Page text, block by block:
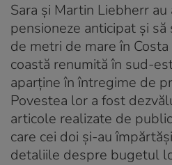
Sara și Martin Liebherr au
pensioneze anticipat și
de metri de mare în
coastă renumită în sud-
aparține în întregime de
Povestea lor a fost
articole realizate de
care cei doi și-au
detaliile despre bugetul